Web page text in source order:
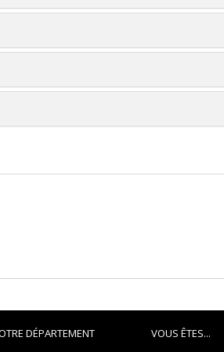
du Canada (CRSNG)
DÉPARTEMENT VOUS ÊTES...